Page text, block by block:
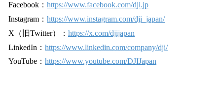
Facebook： https://www.facebook.com/dji.jp
Instagram： https://www.instagram.com/dji_japan/
X（旧Twitter）： https://x.com/djijapan
LinkedIn： https://www.linkedin.com/company/dji/
YouTube： https://www.youtube.com/DJIJapan